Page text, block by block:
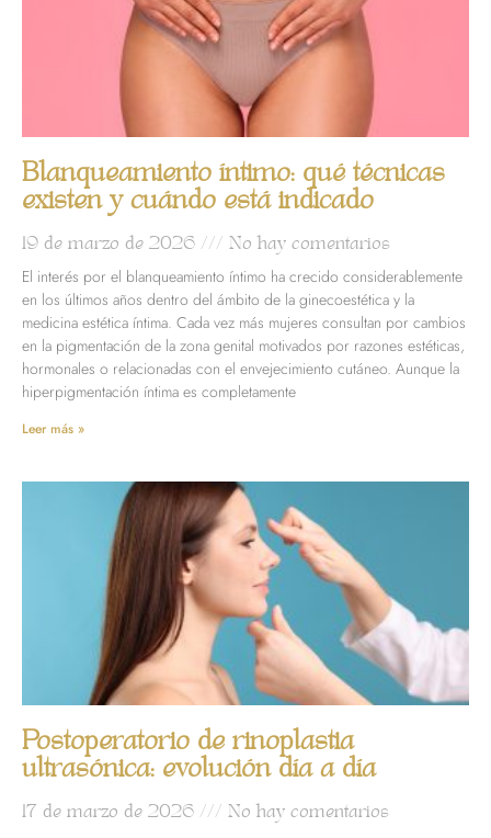
Blanqueamiento íntimo: qué técnicas
existen y cuándo está indicado
19 de marzo de 2026 No hay comentarios
El interés por el blanqueamiento íntimo ha crecido considerablemente
en los últimos años dentro del ámbito de la ginecoestética y la
medicina estética íntima. Cada vez más mujeres consultan por cambios
en la pigmentación de la zona genital motivados por razones estéticas,
hormonales o relacionadas con el envejecimiento cutáneo. Aunque la
hiperpigmentación íntima es completamente
Leer más »
Postoperatorio de rinoplastia
ultrasónica: evolución día a día
17 de marzo de 2026 No hay comentarios